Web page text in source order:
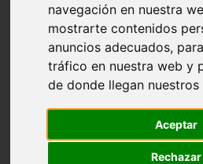
navegación en nuestra
mostrarte contenidos
anuncios adecuados,
tráfico en nuestra web y
de donde llegan nuestros
Aceptar
Rechazar
higiene
snacks
acuario
iberzoo propet
comercios
estanques
conejos
navidad